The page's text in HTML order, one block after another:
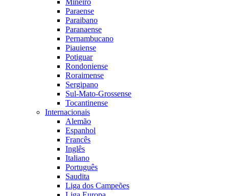
Paraense
Paraibano
Paranaense
Pernambucano
Piauiense
Potiguar
Rondoniense
Roraimense
Sergipano
Sul-Mato-Grossense
Tocantinense
Internacionais
Alemão
Espanhol
Francês
Inglês
Italiano
Português
Saudita
Liga dos Campeões